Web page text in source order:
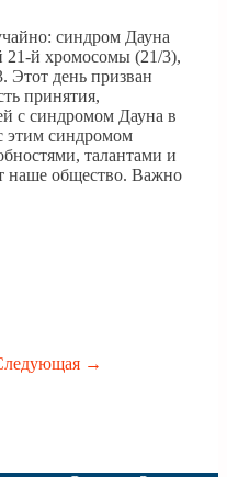
синдром Дауна
21-й хромосомы (21/3),
Этот день призван
принятия,
с синдромом Дауна в
этим синдромом
талантами и
наше общество. Важно
→